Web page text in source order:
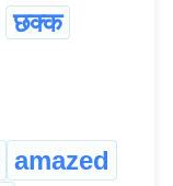
छक्क
amazed